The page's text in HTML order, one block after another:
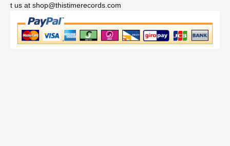
t us at shop@thistimerecords.com